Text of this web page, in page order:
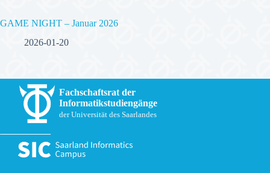
GAME NIGHT – Januar 2026
2026-01-20
Fachschaftsrat der
Informatikstudiengänge
der Universität des Saarlandes